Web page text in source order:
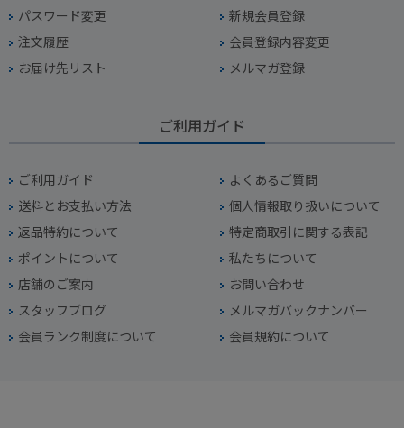
パスワード変更
新規会員登録
注文履歴
会員登録内容変更
お届け先リスト
メルマガ登録
ご利用ガイド
ご利用ガイド
よくあるご質問
送料とお支払い方法
個人情報取り扱いについて
返品特約について
特定商取引に関する表記
ポイントについて
私たちについて
店舗のご案内
お問い合わせ
スタッフブログ
メルマガバックナンバー
会員ランク制度について
会員規約について